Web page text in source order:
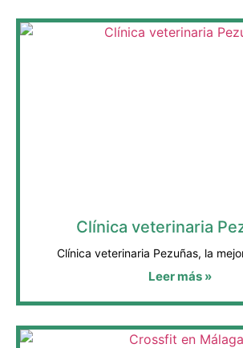
Clínica veterinaria
Clínica veterinaria Pezuñas, la
Leer más »